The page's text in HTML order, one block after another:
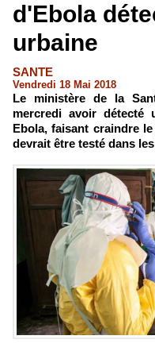
d'Ebola
urbaine
SANTE
Vendredi 18 Mai 2018
Le ministère de la
mercredi avoir détecté
Ebola, faisant craindre
devrait être testé dans